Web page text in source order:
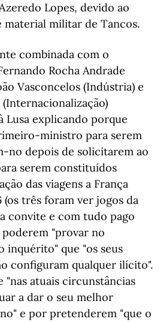
Lopes, devido ao
material militar de Tancos.
combinada com o
Rocha Andrade
Vasconcelos (Indústria) e
Lusa explicando porque
ministro para serem
no depois de solicitarem ao
serem constituídos
das viagens a França
três foram ver jogos da
convite e com tudo pago
poderem "provar no
que "os seus
configuram qualquer ilícito".
"nas atuais circunstâncias
a dar o seu melhor
e por pretenderem "que o